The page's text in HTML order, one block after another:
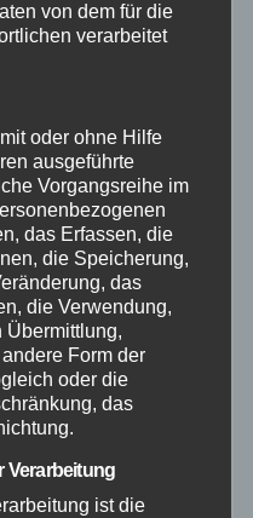
von dem für die
verarbeitet
oder ohne Hilfe
ausgeführte
Vorgangsreihe im
das Erfassen, die
die Speicherung,
das
die Verwendung,
Übermittlung,
Form der
oder die
das
ist die